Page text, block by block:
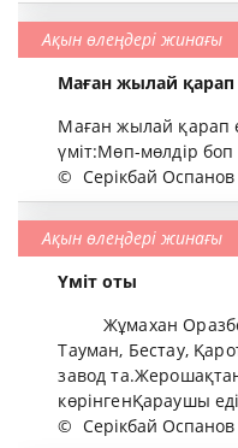
Ақын өлеңдері жинағы
Маған жылай қарап
Маған жылай қарап
үміт:Мөп-мөлдір боп
© Серікбай Оспанов
Ақын өлеңдері жинағы
Үміт оты
Жұмахан
Тауман, Бестау,
завод
көрінгенҚараушы
© Серікбай Оспанов